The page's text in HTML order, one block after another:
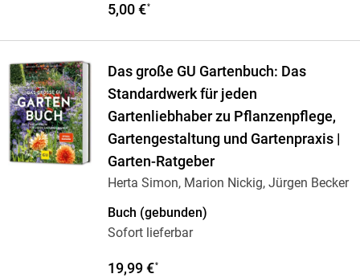
5,00 €*
Das große GU Gartenbuch: Das
Standardwerk für jeden
Gartenliebhaber zu Pflanzenpflege,
Gartengestaltung und Gartenpraxis |
Garten-Ratgeber
Herta Simon, Marion Nickig, Jürgen Becker
Buch (gebunden)
Sofort lieferbar
19,99 €*